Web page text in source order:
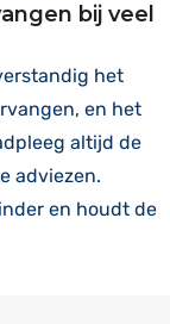
bij veel
het
en het
altijd de
adviezen.
en houdt de